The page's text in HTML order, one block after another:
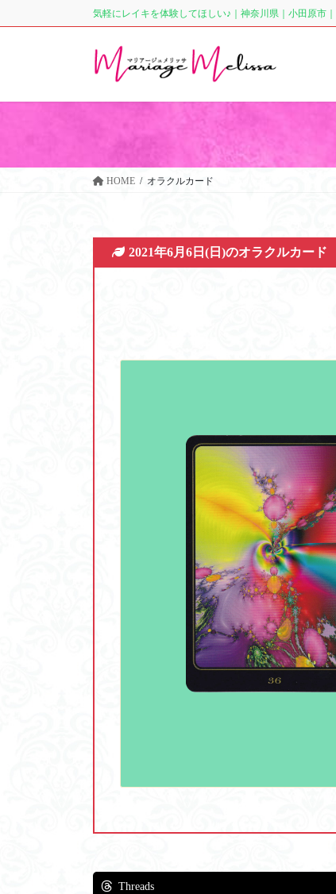
ン
に
ビ
ョ
気軽にレイキを体験してほしい♪｜神奈川県｜小田原市
HOME オラクルカード
2021年6月6日(日)のオラクルカード
Threads